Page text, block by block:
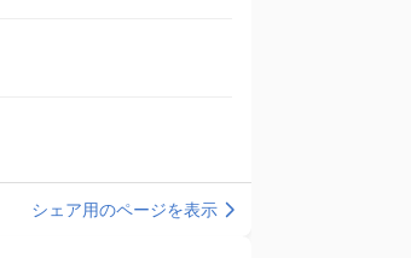
シェア用のページを表示